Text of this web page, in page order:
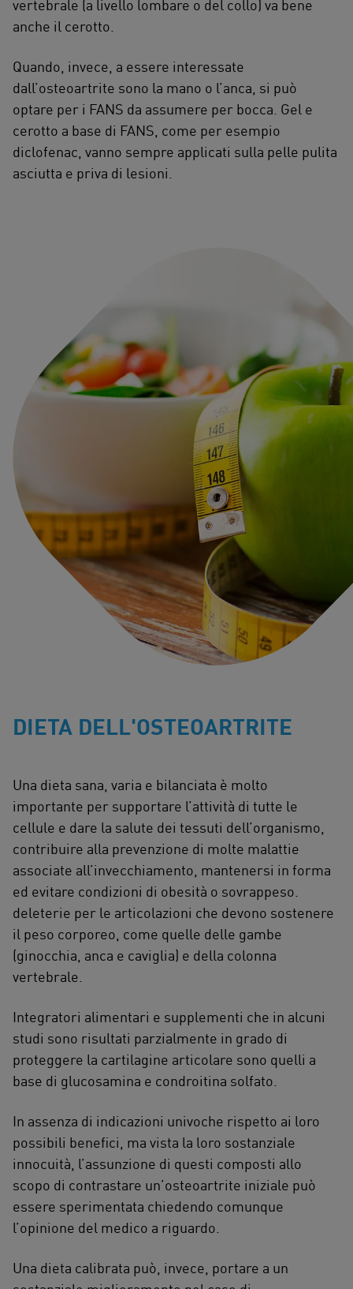
vertebrale (a livello lombare o del collo) va bene
anche il cerotto.
Quando, invece, a essere interessate
dall’osteoartrite sono la mano o l’anca, si può
optare per i FANS da assumere per bocca. Gel e
cerotto a base di FANS, come per esempio
diclofenac, vanno sempre applicati sulla pelle pulita
asciutta e priva di lesioni.
DIETA DELL'OSTEOARTRITE
Una dieta sana, varia e bilanciata è molto
importante per supportare l’attività di tutte le
cellule e dare la salute dei tessuti dell’organismo,
contribuire alla prevenzione di molte malattie
associate all’invecchiamento, mantenersi in forma
ed evitare condizioni di obesità o sovrappeso.
deleterie per le articolazioni che devono sostenere
il peso corporeo, come quelle delle gambe
(ginocchia, anca e caviglia) e della colonna
vertebrale.
Integratori alimentari e supplementi che in alcuni
studi sono risultati parzialmente in grado di
proteggere la cartilagine articolare sono quelli a
base di glucosamina e condroitina solfato.
In assenza di indicazioni univoche rispetto ai loro
possibili benefici, ma vista la loro sostanziale
innocuità, l’assunzione di questi composti allo
scopo di contrastare un’osteoartrite iniziale può
essere sperimentata chiedendo comunque
l’opinione del medico a riguardo.
Una dieta calibrata può, invece, portare a un